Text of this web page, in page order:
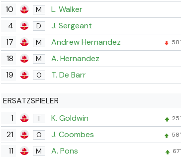
10 M L. Walker
4 D J. Sergeant
17 M Andrew Hernandez 58'
18 M A. Hernandez
19 O T. De Barr
ERSATZSPIELER
1
T K. Goldwin 25'
21 O J. Coombes 58'
11 M A. Pons 67'